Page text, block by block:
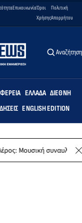
ΕπικοινωνίαΌροι
Χρήσης
Πολιτική
Απορρήτου
Αναζήτηση
ΕΛΛΆΔΑ ΔΙΕΘΝΉ
ENGLISH EDITION
Μουσική συναυλία των